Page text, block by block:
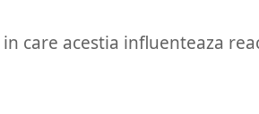
care acestia influenteaza